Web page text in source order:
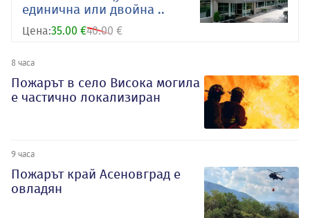
единична или двойна ..
Цена:35.00 €40.00 €
8 часа
Пожарът в село Висока могила
е частично локализиран
9 часа
Пожарът край Асеновград е
овладян